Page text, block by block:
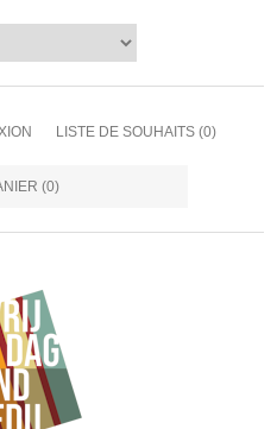
LISTE DE SOUHAITS (0)
(0)